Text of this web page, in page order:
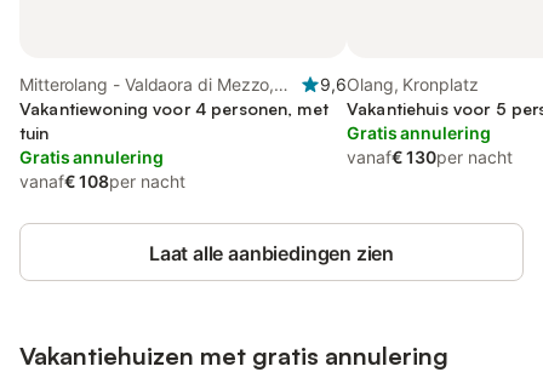
Mitterolang - Valdaora di Mezzo,
Olang
9,6
Vakantiewoning voor 4 personen, met
tuin
Gratis annulering
vanaf€ 108per nacht
Olang, Kronplatz
Vakantiehuis voor 5
Gratis annulering
vanaf€ 130per nacht
Laat alle aanbiedingen zien
Vakantiehuizen met gratis annulering